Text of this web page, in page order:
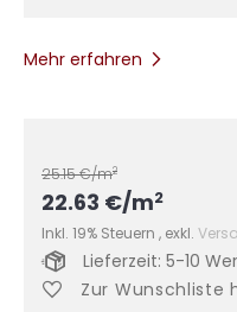
Mehr erfahren
25.15€/m2
22.63 €/m2
Inkl. 19% Steuern , exkl.
Lieferzeit: 5-10
Zur Wunschliste